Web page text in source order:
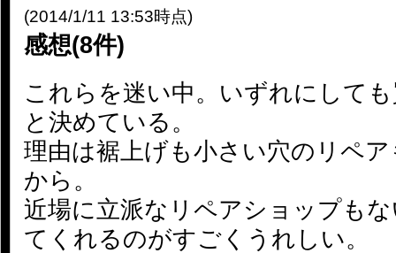
(2014/1/11 13:53時点)
感想(8件)
これらを迷い中。いずれにして
と決めている。
理由は裾上げも小さい穴のリペ
から。
近場に立派なリペアショップも
てくれるのがすごくうれしい。